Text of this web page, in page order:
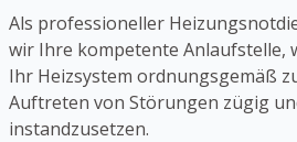
Als professioneller
wir Ihre kompetente Anlaufstelle,
Ihr Heizsystem ordnungsgemäß
Auftreten von Störungen zügig
instandzusetzen.